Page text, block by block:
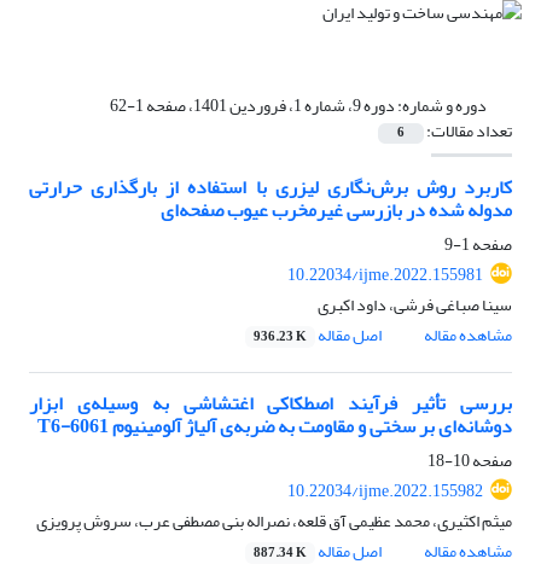
دوره و شماره:دوره 9، شماره 1، فروردین 1401، صفحه 1-62
تعداد مقالات: 6
کاربرد روش برش‌نگاری لیزری با استفاده از بارگذاری حرارتی
مدوله شده در بازرسی غیرمخرب عیوب صفحه‌ای
صفحه1-9
10.22034/ijme.2022.155981
سینا صباغی فرشی، داود اکبری
مشاهده مقاله
اصل مقاله 936.23 K
بررسی تأثیر فرآیند اصطکاکی اغتشاشی به وسیله‌ی ابزار
دوشانه‌ای بر سختی و مقاومت به ضربه‌ی آلیاژ آلومینیوم 6061-T6
صفحه10-18
10.22034/ijme.2022.155982
میثم اکثیری، محمد عظیمی آق قلعه، نصراله بنی مصطفی عرب، سروش پرویزی
مشاهده مقاله
اصل مقاله 887.34 K